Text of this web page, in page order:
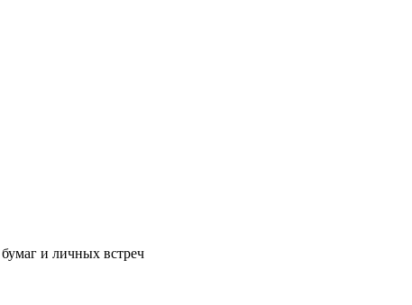
и личных встреч